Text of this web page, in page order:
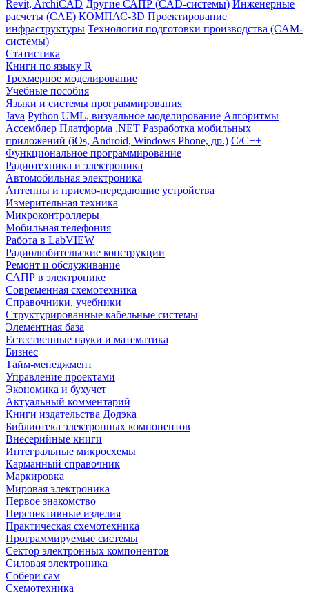
Revit, ArchiCAD Другие САПР (CAD-системы) Инженерные
расчеты (CAE) КОМПАС-3D Проектирование
инфраструктуры Технология подготовки производства (CAM-
системы)
Статистика
Книги по языку R
Трехмерное моделирование
Учебные пособия
Языки и системы программирования
Java Python UML, визуальное моделирование Алгоритмы
Ассемблер Платформа .NET Разработка мобильных
приложений (iOs, Android, Windows Phone, др.) С/С++
Функциональное программирование
Радиотехника и электроника
Автомобильная электроника
Антенны и приемо-передающие устройства
Измерительная техника
Микроконтроллеры
Мобильная телефония
Работа в LabVIEW
Радиолюбительские конструкции
Ремонт и обслуживание
САПР в электронике
Современная схемотехника
Справочники, учебники
Структурированные кабельные системы
Элементная база
Естественные науки и математика
Бизнес
Тайм-менеджмент
Управление проектами
Экономика и бухучет
Актуальный комментарий
Книги издательства Додэка
Библиотека электронных компонентов
Внесерийные книги
Интегральные микросхемы
Карманный справочник
Маркировка
Мировая электроника
Первое знакомство
Перспективные изделия
Практическая схемотехника
Программируемые системы
Сектор электронных компонентов
Силовая электроника
Собери сам
Схемотехника